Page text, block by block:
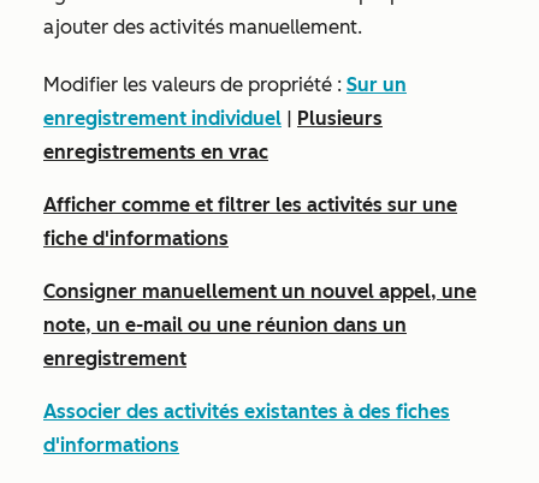
ajouter des activités manuellement.
Modifier les valeurs de propriété : Sur un
enregistrement individuel | Plusieurs
enregistrements en vrac
Afficher comme et filtrer les activités sur une
fiche d'informations
Consigner manuellement un nouvel appel, une
note, un e-mail ou une réunion dans un
enregistrement
Associer des activités existantes à des fiches
d'informations